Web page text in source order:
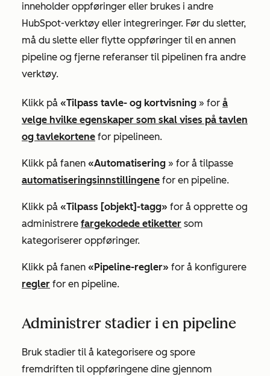
inneholder oppføringer eller brukes i andre
HubSpot-verktøy eller integreringer. Før du sletter,
må du slette eller flytte oppføringer til en annen
pipeline og fjerne referanser til pipelinen fra andre
verktøy.
Klikk på «Tilpass tavle- og kortvisning » for å
velge hvilke egenskaper som skal vises på tavlen
og tavlekortene for pipelineen.
Klikk på fanen «Automatisering » for å tilpasse
automatiseringsinnstillingene for en pipeline.
Klikk på «Tilpass [objekt]-tagg» for å opprette og
administrere fargekodede etiketter som
kategoriserer oppføringer.
Klikk på fanen «Pipeline-regler» for å konfigurere
regler for en pipeline.
Administrer stadier i en pipeline
Bruk stadier til å kategorisere og spore
fremdriften til oppføringene dine gjennom